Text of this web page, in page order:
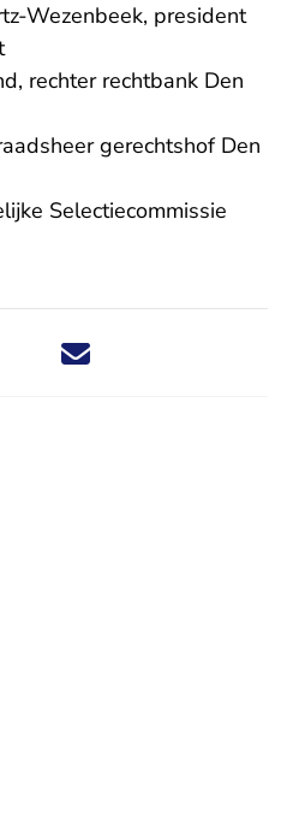
Wezenbeek, president
rechter rechtbank Den
gerechtshof Den
Selectiecommissie
Deel dit nieuwsbericht via X -
Deel dit nieuwsbericht via
Deel dit nieuwsbericht
Deel dit
Rechtspraak.nl
verlaat Rechtspraak.nl
- U verlaat Rechtspraak.nl
- U verlaat Rechtspraak.nl
- U verlaat
hoogte' nieuwsbrief - U verlaat